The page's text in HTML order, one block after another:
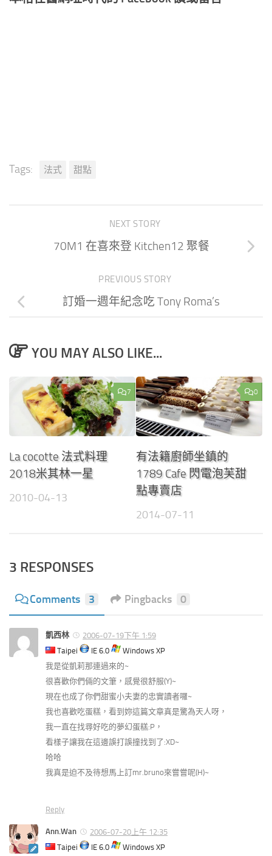
Tags: 法式 甜點
NEXT STORY
70M1 在喜來登 Kitchen12 聚餐
PREVIOUS STORY
訂婚一週年紀念吃 Tony Roma’s
YOU MAY ALSO LIKE...
7
La cocotte 法式料理
2018米其林一星
2010-04-13
0
有法籍廚師坐鎮的
1789 Cafe 閃電泡芙甜
點專賣店
2014-07-11
3 RESPONSES
Comments 3 Pingbacks 0
凱西林
2006-07-19下午 1:59
Taipei
IE 6.0
Windows XP
我是從凱莉那連過來的~
很喜歡你們倆的文筆，感覺很舒服(Y)~
現在也成了你們甜蜜小夫妻的忠實讀者囉~
我也喜歡吃蛋糕，看到妳這篇文章真是驚為天人呀，
我一直在找尋好吃的夢幻蛋糕:P，
看樣子讓我在這邊誤打誤撞找到了:XD~
哈哈
我真是迫不及待想馬上訂mr.bruno來嘗嘗呢(H)~
Reply
Ann.Wan
2006-07-20上午 12:35
Taipei
IE 6.0
Windows XP